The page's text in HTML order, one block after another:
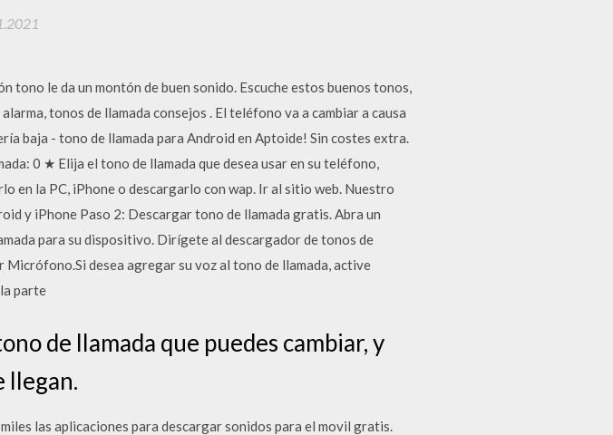
tono le da un montón de buen sonido. Escuche estos buenos tonos,
tonos de llamada consejos . El teléfono va a cambiar a causa
baja - tono de llamada para Android en Aptoide! Sin costes extra.
0 ★ Elija el tono de llamada que desea usar en su teléfono,
en la PC, iPhone o descargarlo con wap. Ir al sitio web. Nuestro
y iPhone Paso 2: Descargar tono de llamada gratis. Abra un
para su dispositivo. Dirígete al descargador de tonos de
desea agregar su voz al tono de llamada, active
parte
de llamada que puedes cambiar, y
llegan.
las aplicaciones para descargar sonidos para el movil gratis.